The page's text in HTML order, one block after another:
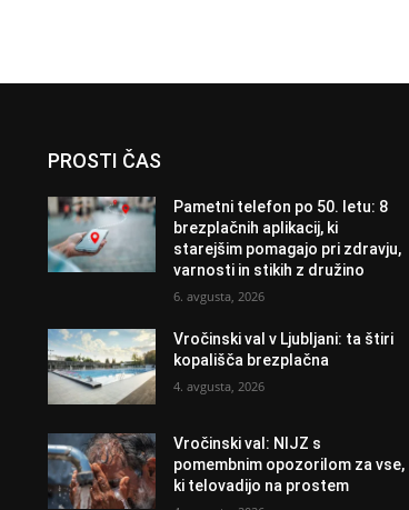
PROSTI ČAS
Pametni telefon po 50. letu: 8
brezplačnih aplikacij, ki
starejšim pomagajo pri zdravju,
varnosti in stikih z družino
6. avgusta, 2026
Vročinski val v Ljubljani: ta štiri
kopališča brezplačna
4. avgusta, 2026
Vročinski val: NIJZ s
pomembnim opozorilom za vse,
ki telovadijo na prostem